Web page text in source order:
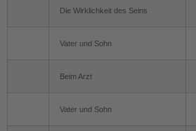
Die Wirklichkeit des Seins
Vater und Sohn
Beim Arzt
Vater und Sohn